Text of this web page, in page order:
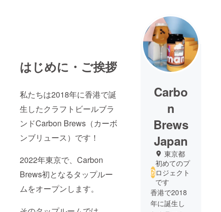
はじめに・ご挨拶
私たちは2018年に香港で誕
生したクラフトビールブラ
ンドCarbon Brews（カーボ
ンブリュース）です！
2022年東京で、Carbon
Brews初となるタップルー
ムをオープンします。
Carbo
n
Brews
Japan
東京都
初めてのプ
ロジェクト
です
香港で2018
年に誕生し